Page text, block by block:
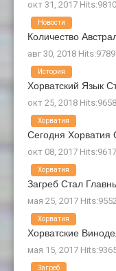
окт 31, 2017 Hits:9810
Количество
авг 30, 2018 Hits:9789
Новости
Хорватский Язык
окт 25, 2018 Hits:9658
История
Сегодня
окт 08, 2017 Hits:9617
Хорватия
Загреб Стал
мая 25, 2017 Hits:9552
Хорватия
Хорватские
мая 15, 2017
Хорватия
Загреб